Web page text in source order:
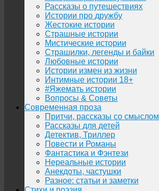
Рассказы о путешествиях
Истории про дружбу
Жестокие истории
Страшные истории
Мистические истории
Страшилки, легенды и байки
Любовные истории
Истории измен из жизни
Интимные истории 18+
#Яжемать истории
Вопросы & Советы
Современная проза
Притчи, рассказы со смыслом
Рассказы для детей
Детектив, Триллер
Повести и Романы
Фантастика и Фэнтези
Нереальные истории
Анекдоты, частушки
Разное: статьи и заметки